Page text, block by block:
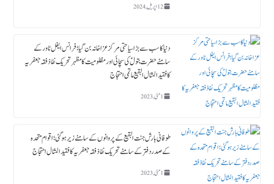
12 اپریل, 2024
دنیا کا سب سے بڑا سیاحتی مرکز عزاخانہ بن گیا ؛ فرانس ایفل ٹاورکے
سامنے حضرت بتولؑ کی سچائی اور مظلومیت کا مظہر تحریک نفاذ فقہ جعفریہ
کا فقید المثال البقیع ماتمی احتجاج
1 مئی, 2023
طوفانی بارش جنت البقیع کے پروانوں کے سامنے زیر ہوگئی ؛ اقوام متحدہ
کے صدردفتر کے سامنے تحریک نفاذ فقہ جعفریہ کا فقید المثال احتجاج
1 مئی, 2023